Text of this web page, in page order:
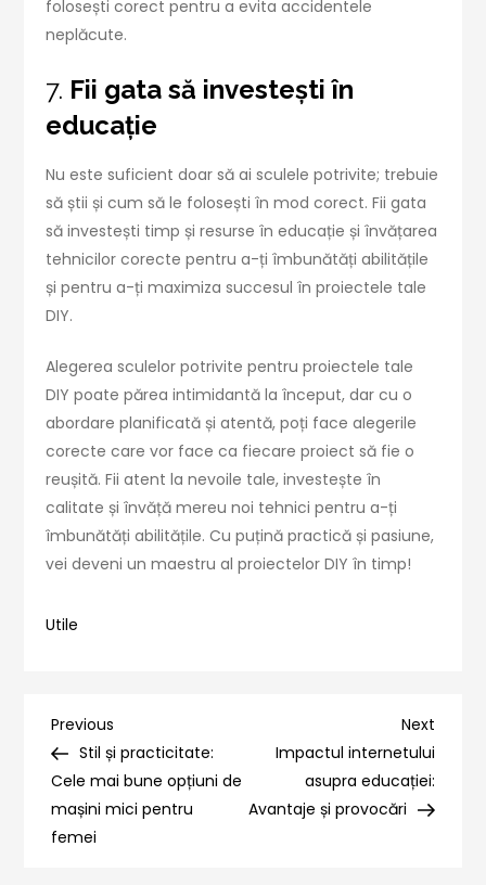
folosești corect pentru a evita accidentele
neplăcute.
7. Fii gata să investești în
educație
Nu este suficient doar să ai sculele potrivite; trebuie
să știi și cum să le folosești în mod corect. Fii gata
să investești timp și resurse în educație și învățarea
tehnicilor corecte pentru a-ți îmbunătăți abilitățile
și pentru a-ți maximiza succesul în proiectele tale
DIY.
Alegerea sculelor potrivite pentru proiectele tale
DIY poate părea intimidantă la început, dar cu o
abordare planificată și atentă, poți face alegerile
corecte care vor face ca fiecare proiect să fie o
reușită. Fii atent la nevoile tale, investește în
calitate și învăță mereu noi tehnici pentru a-ți
îmbunătăți abilitățile. Cu puțină practică și pasiune,
vei deveni un maestru al proiectelor DIY în timp!
Utile
Navigare
în
articole
Previous
Post
Previous
Stil și practicitate:
Cele mai bune opțiuni de
mașini mici pentru
femei
Next
Post
Next
Impactul internetului
asupra educației:
Avantaje și provocări